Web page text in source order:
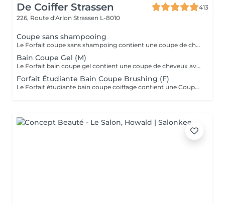
De Coiffer Strassen
413
226, Route d'Arlon Strassen L-8010
Coupe sans shampooing
Le Forfait coupe sans shampoing contient une coupe de cheveux sans shampoing pour les étudiants. En cas de questions veuillez appeler au +352 26 35 02 89.
Bain Coupe Gel (M)
Le Forfait bain coupe gel contient une coupe de cheveux avec shampoing et l'application d'un produit de finition (Gel, Cire, Laque, etc.) pour les étudiants. En cas de questions veuillez appeler au +352 26 35 02 89.
Forfait Étudiante Bain Coupe Brushing (F)
Le Forfait étudiante bain coupe coiffage contient une Coupe et un Brushing pour les étudiantes. Dépendant de la longueur des cheveux, le prix peut varier. En cas de questions veuillez appeler au +352 26 35 02 89.